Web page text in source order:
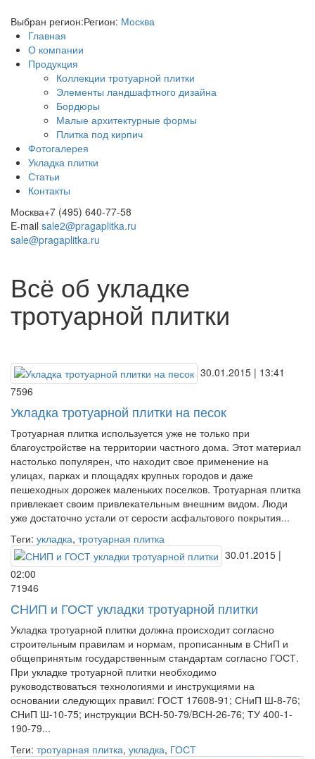
Выбран регион:Регион: Москва
Главная
О компании
Продукция
Коллекции тротуарной плитки
Элементы ландшафтного дизайна
Бордюры
Малые архитектурные формы
Плитка под кирпич
Фотогалерея
Укладка плитки
Статьи
Контакты
Москва+7 (495) 640-77-58
E-mail sale2@pragaplitka.ru
sale@pragaplitka.ru
Всё об укладке
тротуарной плитки
30.01.2015 | 13:41
7596
Укладка тротуарной плитки на песок
Тротуарная плитка используется уже не только при
благоустройстве на территории частного дома. Этот материал
настолько популярен, что находит свое применение на
улицах, парках и площадях крупных городов и даже
пешеходных дорожек маленьких поселков. Тротуарная плитка
привлекает своим привлекательным внешним видом. Люди
уже достаточно устали от серости асфальтового покрытия...
Теги: укладка, тротуарная плитка
30.01.2015 |
02:00
71946
СНИП и ГОСТ укладки тротуарной плитки
Укладка тротуарной плитки должна происходит согласно
строительным правилам и нормам, прописанным в СНиП и
общепринятым государственным стандартам согласно ГОСТ.
При укладке тротуарной плитки необходимо
руководствоваться технологиями и инструкциями на
основании следующих правил: ГОСТ 17608-91; СНиП Ш-8-76;
СНиП Ш-10-75; инструкции ВСН-50-79/ВСН-26-76; ТУ 400-1-
190-79...
Теги: тротуарная плитка, укладка, ГОСТ